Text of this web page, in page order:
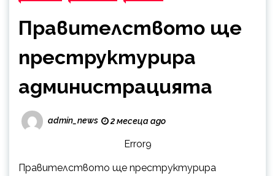
Правителството ще
преструктурира
администрацията
admin_news 2 месеца ago
Error9
Правителството ще преструктурира